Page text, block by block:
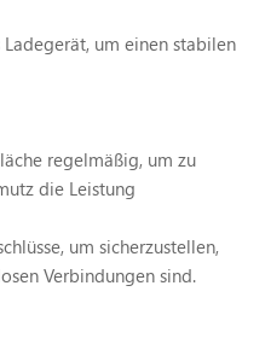
um einen stabilen
regelmäßig, um zu
die Leistung
um sicherzustellen,
Verbindungen sind.